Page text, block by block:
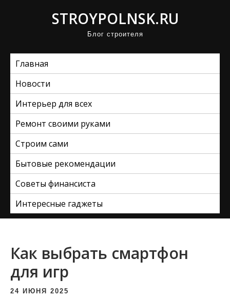
STROYPOLNSK.RU
Блог строителя
Главная
Новости
Интерьер для всех
Ремонт своими руками
Строим сами
Бытовые рекомендации
Советы финансиста
Интересные гаджеты
Как выбрать смартфон
для игр
24 ИЮНЯ 2025